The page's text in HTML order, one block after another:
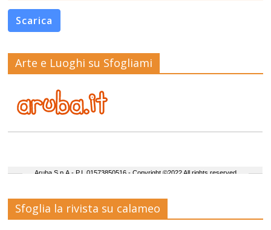
Scarica
Arte e Luoghi su Sfogliami
Sfoglia la rivista su calameo